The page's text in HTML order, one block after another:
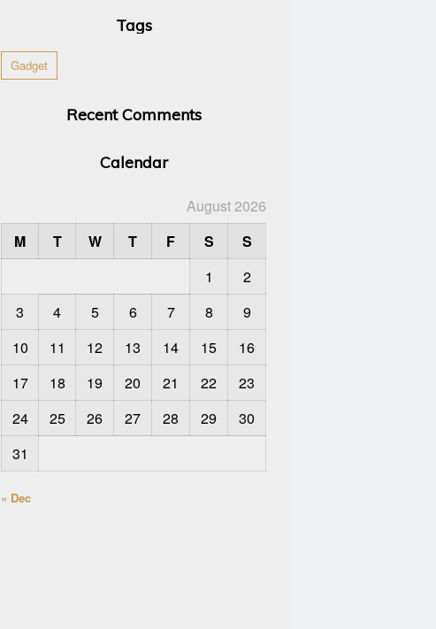
Tags
Gadget
Recent Comments
Calendar
August 2026
M
T W T F S
S
1
2
3
4 5 6 7 8
9
10
11 12 13 14 15
16
17
18 19 20 21 22
23
24
25 26 27 28 29
30
31
« Dec